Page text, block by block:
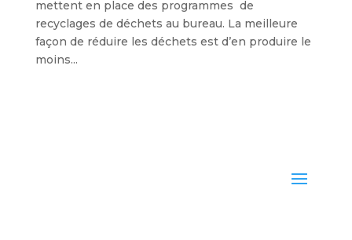
mettent en place des programmes de
recyclages de déchets au bureau. La meilleure
façon de réduire les déchets est d’en produire le
moins...